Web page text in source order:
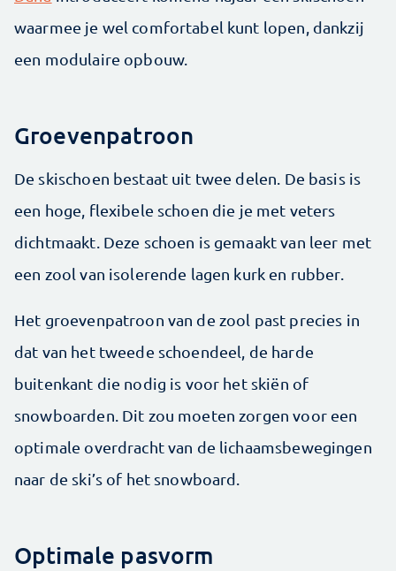
waarmee je wel comfortabel kunt lopen, dankzij
een modulaire opbouw.
Groevenpatroon
De skischoen bestaat uit twee delen. De basis is
een hoge, flexibele schoen die je met veters
dichtmaakt. Deze schoen is gemaakt van leer met
een zool van isolerende lagen kurk en rubber.
Het groevenpatroon van de zool past precies in
dat van het tweede schoendeel, de harde
buitenkant die nodig is voor het skiën of
snowboarden. Dit zou moeten zorgen voor een
optimale overdracht van de lichaamsbewegingen
naar de ski’s of het snowboard.
Optimale pasvorm